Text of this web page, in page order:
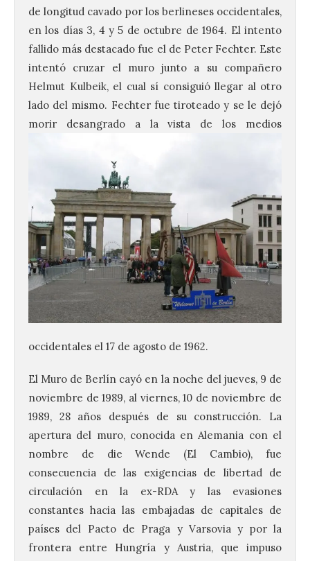
de longitud cavado por los berlineses occidentales,
en los días 3, 4 y 5 de octubre de 1964. El intento
fallido más destacado fue el de Peter Fechter. Este
intentó cruzar el muro junto a su compañero
Helmut Kulbeik, el cual sí consiguió llegar al otro
lado del mismo. Fechter fue tiroteado y se le dejó
morir desangrado a lavista de los medios
occidentales el 17 de agosto de 1962.
El Muro de Berlín cayó en la noche del jueves, 9 de
noviembre de 1989, al viernes, 10 de noviembre de
1989, 28 años después de su construcción. La
apertura del muro, conocida en Alemania con el
nombre de die Wende (El Cambio), fue
consecuencia de las exigencias de libertad de
circulación en la ex-RDA y las evasiones
constantes hacia las embajadas de capitales de
países del Pacto de Praga y Varsovia y por la
frontera entre Hungría y Austria, que impuso